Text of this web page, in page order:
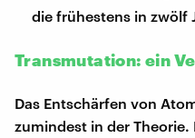
die frühestens in zwölf
Transmutation: ein
Das Entschärfen von
zumindest in der Theorie.